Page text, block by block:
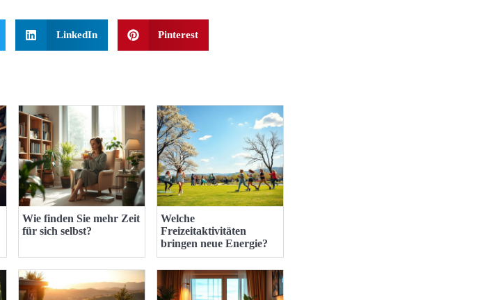
LinkedIn Pinterest
Wie finden Sie mehr Zeit
für sich selbst?
Welche
Freizeitaktivitäten
bringen neue Energie?